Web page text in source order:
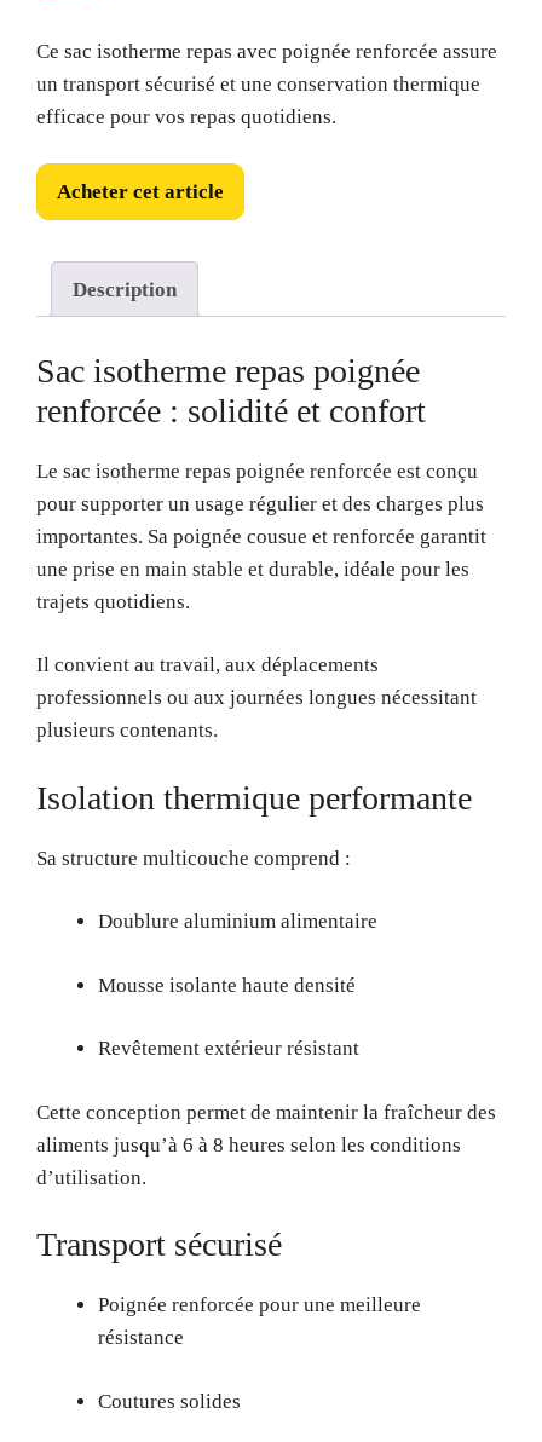
Ce sac isotherme repas avec poignée renforcée assure
un transport sécurisé et une conservation thermique
efficace pour vos repas quotidiens.
Acheter cet article
Description
Sac isotherme repas poignée
renforcée : solidité et confort
Le sac isotherme repas poignée renforcée est conçu
pour supporter un usage régulier et des charges plus
importantes. Sa poignée cousue et renforcée garantit
une prise en main stable et durable, idéale pour les
trajets quotidiens.
Il convient au travail, aux déplacements
professionnels ou aux journées longues nécessitant
plusieurs contenants.
Isolation thermique performante
Sa structure multicouche comprend :
Doublure aluminium alimentaire
Mousse isolante haute densité
Revêtement extérieur résistant
Cette conception permet de maintenir la fraîcheur des
aliments jusqu’à 6 à 8 heures selon les conditions
d’utilisation.
Transport sécurisé
Poignée renforcée pour une meilleure
résistance
Coutures solides